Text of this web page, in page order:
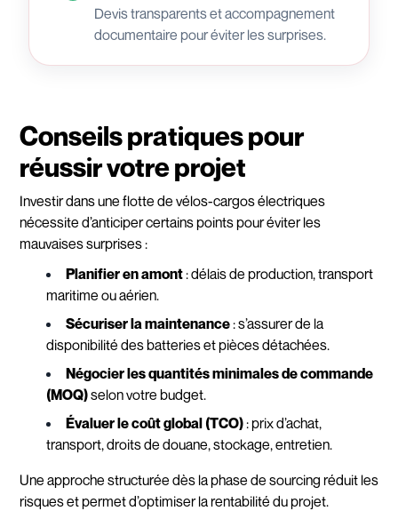
Devis transparents et accompagnement
documentaire pour éviter les surprises.
Conseils pratiques pour
réussir votre projet
Investir dans une flotte de vélos-cargos électriques
nécessite d’anticiper certains points pour éviter les
mauvaises surprises :
Planifier en amont: délais de production, transport
maritime ou aérien.
Sécuriser la maintenance: s’assurer de la
disponibilité des batteries et pièces détachées.
Négocier les quantités minimales de commande
(MOQ)selon votre budget.
Évaluer le coût global (TCO): prix d’achat,
transport, droits de douane, stockage, entretien.
Une approche structurée dès la phase de sourcing réduit les
risques et permet d’optimiser la rentabilité du projet.